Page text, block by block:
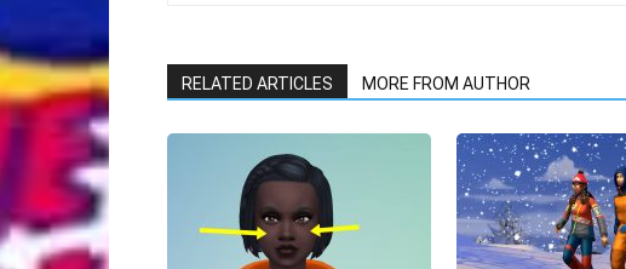
RELATED ARTICLES MORE FROM AUTHOR